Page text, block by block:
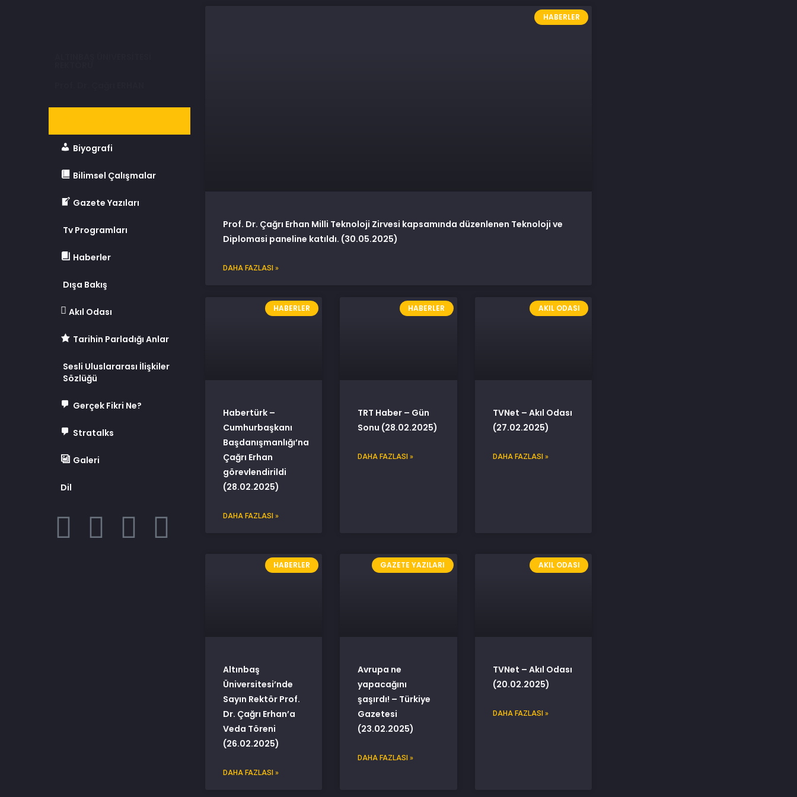
Biyografi
Bilimsel Çalışmalar
Gazete Yazıları
Tv Programları
Haberler
Dışa Bakış
Akıl Odası
Tarihin Parladığı Anlar
Sesli Uluslararası İlişkiler
Sözlüğü
Gerçek Fikri Ne?
Stratalks
Galeri
Dil
HABERLER
Prof. Dr. Çağrı Erhan Milli Teknoloji Zirvesi kapsamında düzenlenen Teknoloji ve
Diplomasi paneline katıldı. (30.05.2025)
DAHA FAZLASI »
HABERLER
Habertürk –
Cumhurbaşkanı
Başdanışmanlığı’na
Çağrı Erhan
görevlendirildi
(28.02.2025)
DAHA FAZLASI »
HABERLER
TRT Haber – Gün
Sonu (28.02.2025)
DAHA FAZLASI »
AKIL ODASI
TVNet – Akıl Odası
(27.02.2025)
DAHA FAZLASI »
HABERLER
Altınbaş
Üniversitesi’nde
Sayın Rektör Prof.
Dr. Çağrı Erhan’a
Veda Töreni
(26.02.2025)
DAHA FAZLASI »
GAZETE YAZILARI
Avrupa ne
yapacağını
şaşırdı! – Türkiye
Gazetesi
(23.02.2025)
DAHA FAZLASI »
AKIL ODASI
TVNet – Akıl Odası
(20.02.2025)
DAHA FAZLASI »